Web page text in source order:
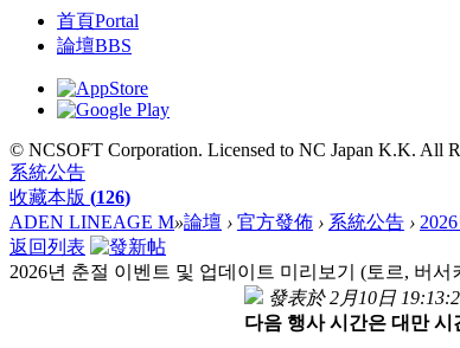
首頁Portal
論壇BBS
© NCSOFT Corporation. Licensed to NC Japan K.K. All
系統公告
收藏本版 (126)
ADEN LINEAGE M»論壇 › 官方發佈 › 系統公告 ›
返回列表
2026년 춘절 이벤트 및 업데이트 미리보기 (토르, 버서
發表於 2月10日
다음 행사 시간은 대만